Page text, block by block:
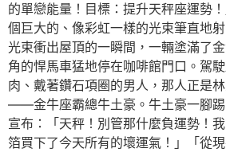
的單戀能量！目標：提升天秤座運勢
個巨大的、像彩虹一樣的光束筆直地
光束衝出屋頂的一瞬間，一輛塗滿了
角的悍馬車猛地停在咖啡館門口。駕
肉、戴著鑽石項圈的男人，那人正是
——金牛座霸總牛土豪。牛土豪一腳踢
宣布：「天秤！別管那什麼負運勢！
箔買下了今天所有的壞運氣！」「從